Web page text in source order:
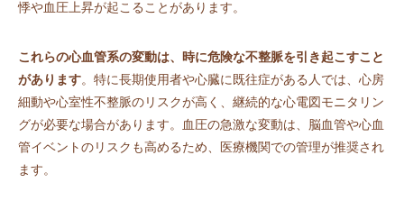
悸や血圧上昇が起こることがあります。
これらの心血管系の変動は、時に危険な不整脈を引き起こすこと
があります。特に長期使用者や心臓に既往症がある人では、心房
細動や心室性不整脈のリスクが高く、継続的な心電図モニタリン
グが必要な場合があります。血圧の急激な変動は、脳血管や心血
管イベントのリスクも高めるため、医療機関での管理が推奨され
ます。